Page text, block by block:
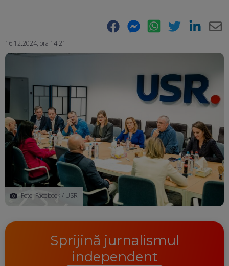
Facebook Messenger WhatsApp Twitter LinkedIn
16.12.2024, ora 14:21
Foto: Facebook / USR
Sprijină jurnalismul
independent